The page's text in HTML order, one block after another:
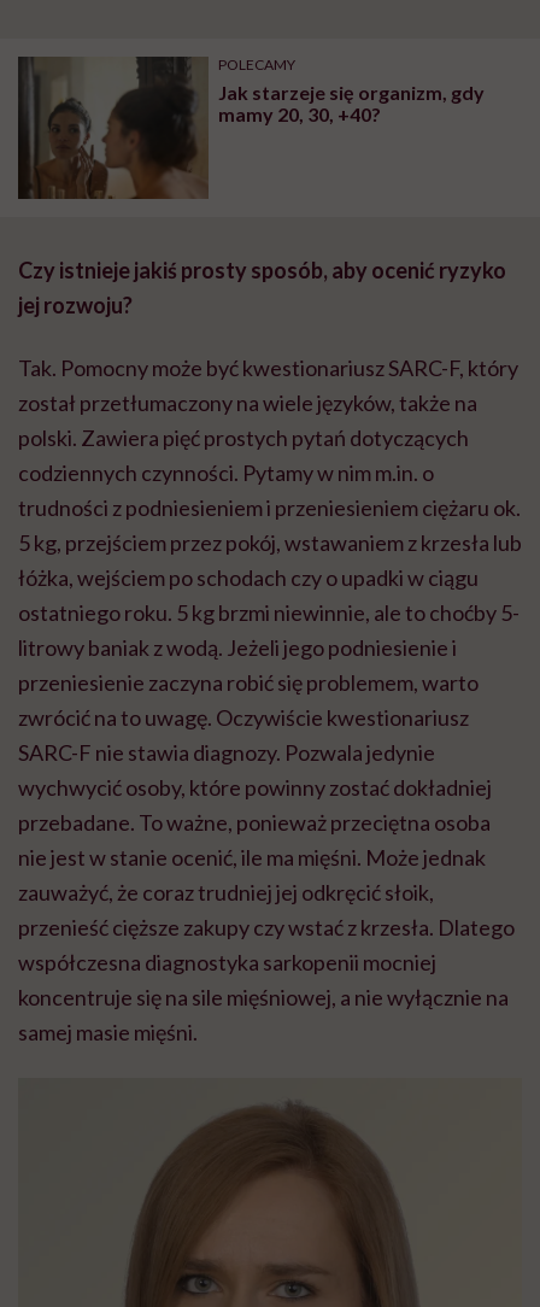
POLECAMY
Jak starzeje się organizm, gdy
mamy 20, 30, +40?
Czy istnieje jakiś prosty sposób, aby ocenić ryzyko
jej rozwoju?
Tak. Pomocny może być kwestionariusz SARC-F, który
został przetłumaczony na wiele języków, także na
polski. Zawiera pięć prostych pytań dotyczących
codziennych czynności. Pytamy w nim m.in. o
trudności z podniesieniem i przeniesieniem ciężaru ok.
5 kg, przejściem przez pokój, wstawaniem z krzesła lub
łóżka, wejściem po schodach czy o upadki w ciągu
ostatniego roku. 5 kg brzmi niewinnie, ale to choćby 5-
litrowy baniak z wodą. Jeżeli jego podniesienie i
przeniesienie zaczyna robić się problemem, warto
zwrócić na to uwagę. Oczywiście kwestionariusz
SARC-F nie stawia diagnozy. Pozwala jedynie
wychwycić osoby, które powinny zostać dokładniej
przebadane. To ważne, ponieważ przeciętna osoba
nie jest w stanie ocenić, ile ma mięśni. Może jednak
zauważyć, że coraz trudniej jej odkręcić słoik,
przenieść cięższe zakupy czy wstać z krzesła. Dlatego
współczesna diagnostyka sarkopenii mocniej
koncentruje się na sile mięśniowej, a nie wyłącznie na
samej masie mięśni.